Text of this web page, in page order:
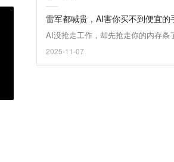
雷军都喊贵，AI害你买不到便宜的
AI没抢走工作，却先抢走你的内存条
2025-11-07